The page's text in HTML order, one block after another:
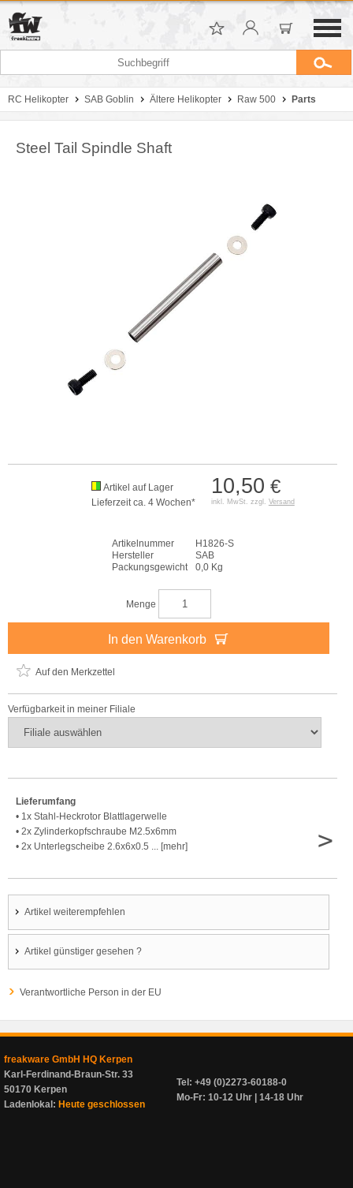
RC Helikopter SAB Goblin Ältere Helikopter Raw 500 Parts
Steel Tail Spindle Shaft
10,50 €
inkl. MwSt. zzgl. Versand
Artikel auf Lager
Lieferzeit ca. 4 Wochen*
Artikelnummer
H1826-S
Hersteller
SAB
Packungsgewicht
0,0 Kg
Menge
In den Warenkorb
Auf den Merkzettel
Verfügbarkeit in meiner Filiale
Lieferumfang
• 1x Stahl-Heckrotor Blattlagerwelle
• 2x Zylinderkopfschraube M2.5x6mm
• 2x Unterlegscheibe 2.6x6x0.5 ... [mehr]
>
Artikel weiterempfehlen
Artikel günstiger gesehen ?
Verantwortliche Person in der EU
freakware GmbH HQ Kerpen
Karl-Ferdinand-Braun-Str. 33
50170 Kerpen
Ladenlokal: Heute geschlossen
Tel: +49 (0)2273-60188-0
Mo-Fr: 10-12 Uhr | 14-18 Uhr